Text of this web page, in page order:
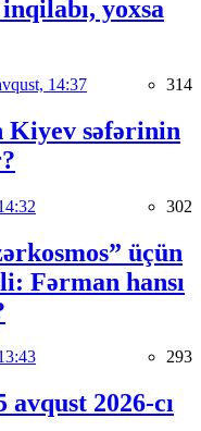
yoxsa
14:37 314
Kiyev səfərinin
302
üçün
Fərman hansı
293
avqust 2026-cı